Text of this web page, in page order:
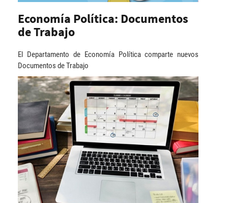
Economía Política: Documentos
de Trabajo
El Departamento de Economía Política comparte nuevos
Documentos de Trabajo